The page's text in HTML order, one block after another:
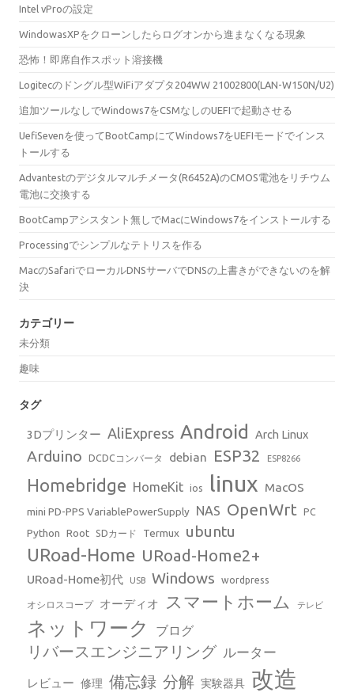
Intel vProの設定
WindowasXPをクローンしたらログオンから進まなくなる現象
恐怖！即席自作スポット溶接機
Logitecのドングル型WiFiアダプタ204WW 21002800(LAN-W150N/U2)
追加ツールなしでWindows7をCSMなしのUEFIで起動させる
UefiSevenを使ってBootCampにてWindows7をUEFIモードでインス
トールする
Advantestのデジタルマルチメータ(R6452A)のCMOS電池をリチウム
電池に交換する
BootCampアシスタント無しでMacにWindows7をインストールする
Processingでシンプルなテトリスを作る
MacのSafariでローカルDNSサーバでDNSの上書きができないのを解
決
カテゴリー
未分類
趣味
タグ
3Dプリンター AliExpress Android Arch Linux
Arduino DCDCコンバータ debian ESP32 ESP8266
Homebridge HomeKit ios linux MacOS
mini PD-PPS VariablePowerSupply NAS OpenWrt PC
Python Root SDカード Termux ubuntu
URoad-Home URoad-Home2+
URoad-Home初代 USB Windows wordpress
オシロスコープ オーディオ スマートホーム テレビ
ネットワーク ブログ
リバースエンジニアリング ルーター
レビュー 修理 備忘録 分解 実験器具 改造